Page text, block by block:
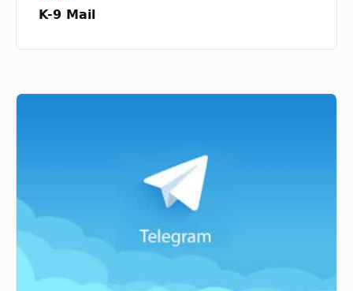
K-9 Mail